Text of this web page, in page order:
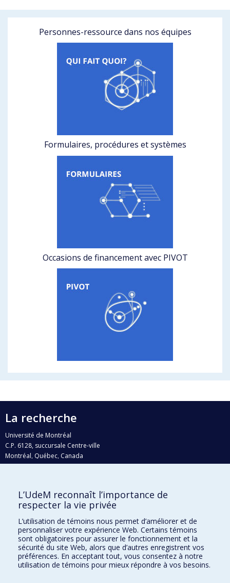
Personnes-ressource dans nos équipes
Formulaires, procédures et systèmes
Occasions de financement avec PIVOT
La recherche
Université de Montréal
C.P. 6128, succursale Centre-ville
Montréal, Québec, Canada
H3C 3J7
Qui fait quoi?
Nous trouver
Plan du site
Accessibilité
L’UdeM reconnaît l’importance de
respecter la vie privée
L’utilisation de témoins nous permet d’améliorer et de
personnaliser votre expérience Web. Certains témoins
sont obligatoires pour assurer le fonctionnement et la
sécurité du site Web, alors que d’autres enregistrent vos
préférences. En acceptant tout, vous consentez à notre
utilisation de témoins pour mieux répondre à vos besoins.